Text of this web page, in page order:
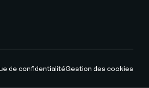
de confidentialitéGestion des cookies